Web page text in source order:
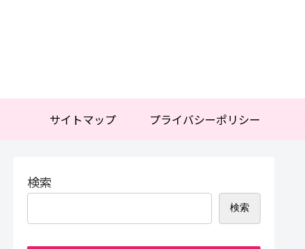
サイトマップ プライバシーポリシー
検索
検索